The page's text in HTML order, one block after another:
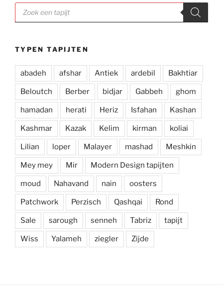
Producten
zoeken
TYPEN TAPIJTEN
abadeh afshar Antiek ardebil Bakhtiar
Beloutch Berber bidjar Gabbeh ghom
hamadan herati Heriz Isfahan Kashan
Kashmar Kazak Kelim kirman koliai
Lilian loper Malayer mashad Meshkin
Mey mey Mir Modern Design tapijten
moud Nahavand nain oosters
Patchwork Perzisch Qashqai Rond
Sale sarough senneh Tabriz tapijt
Wiss Yalameh ziegler Zijde